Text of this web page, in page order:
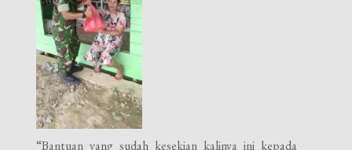
“Bantuan yang sudah kesekian kalinya ini kepada